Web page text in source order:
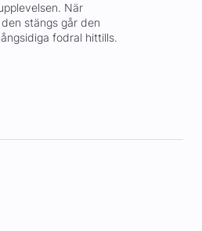
När
stängs går den
fodral hittills.